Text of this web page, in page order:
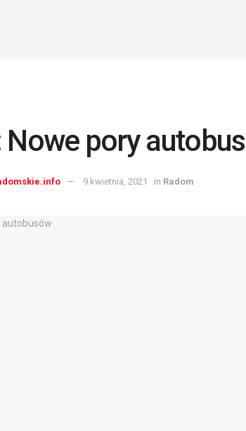
Nowe pory
9 kwietnia, 2021 in Radom